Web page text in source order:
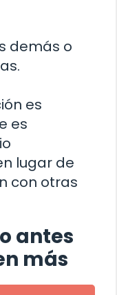
demás o
es
es
lugar de
con otras
antes
más